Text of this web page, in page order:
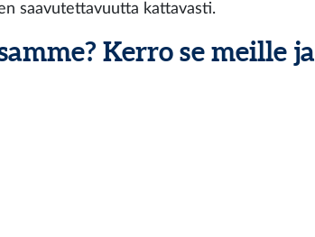
saavutettavuutta kattavasti.
Kerro se meille ja